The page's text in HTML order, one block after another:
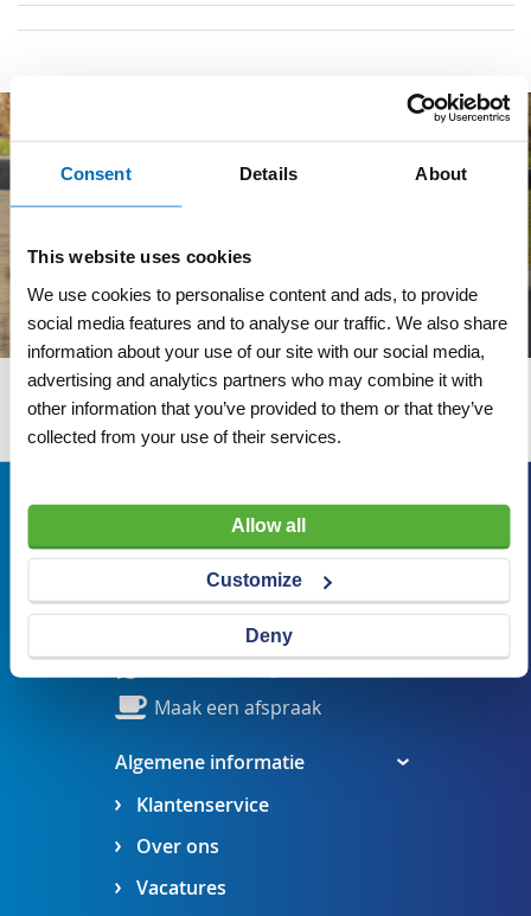
Consent Details About
This website uses cookies
We use cookies to personalise content and ads, to provide
social media features and to analyse our traffic. We also share
information about your use of our site with our social media,
advertising and analytics partners who may combine it with
other information that you’ve provided to them or that they’ve
collected from your use of their services.
Allow all
Customize
Deny
Wij adviseren u graag
Algemene informatie
Klantenservice
Over ons
Vacatures
Bezoekadres
Veldsteen 25, 4815 PK Breda
verkoop@visserbreda.nl
076 541 5073
Stel een vraag
Maak een afspraak